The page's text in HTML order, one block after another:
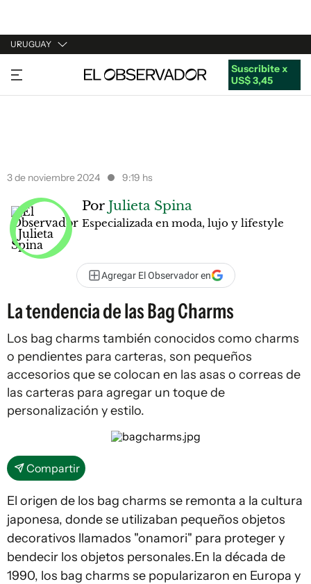
URUGUAY
URUGUAY
ARGENTINA
Suscribite x
US$ 3,45
3 de noviembre 2024 9:19 hs
Por Julieta Spina
Especializada en moda, lujo y lifestyle
Agregar El Observador en
La tendencia de las Bag Charms
Los bag charms también conocidos como charms
o pendientes para carteras, son pequeños
accesorios que se colocan en las asas o correas de
las carteras para agregar un toque de
personalización y estilo.
Compartir
El origen de los bag charms se remonta a la cultura
japonesa, donde se utilizaban pequeños objetos
decorativos llamados "onamori" para proteger y
bendecir los objetos personales.En la década de
1990, los bag charms se popularizaron en Europa y